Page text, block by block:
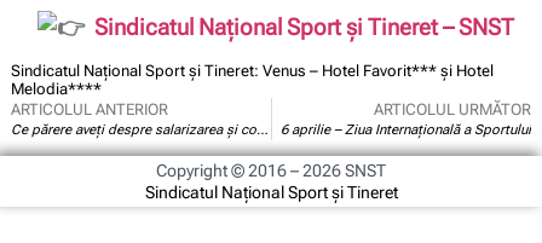
Sindicatul Național Sport și Tineret – SNST
Sindicatul Național Sport și Tineret: Venus – Hotel Favorit*** și Hotel
Melodia****
ARTICOLUL ANTERIOR
Ce părere aveți despre salarizarea și condițiile de muncă din sectorul nostru?
ARTICOLUL URMĂTOR
6 aprilie – Ziua Internaţională a Sportului
Copyright © 2016 – 2026 SNST
Sindicatul Național Sport și Tineret